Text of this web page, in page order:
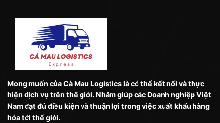
Mong muốn của Cà Mau Logistics là có thể kết nối và thực
hiện dịch vụ trên thế giới. Nhằm giúp các Doanh nghiệp Việt
Nam đạt đủ điều kiện và thuận lợi trong việc xuất khẩu hàng
hóa tới thế giới.